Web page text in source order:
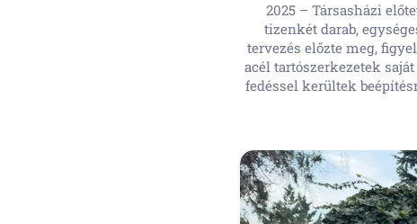
2025 – Társasházi
tizenkét darab,
tervezés előzte meg,
acél tartószerkezetek
fedéssel kerültek